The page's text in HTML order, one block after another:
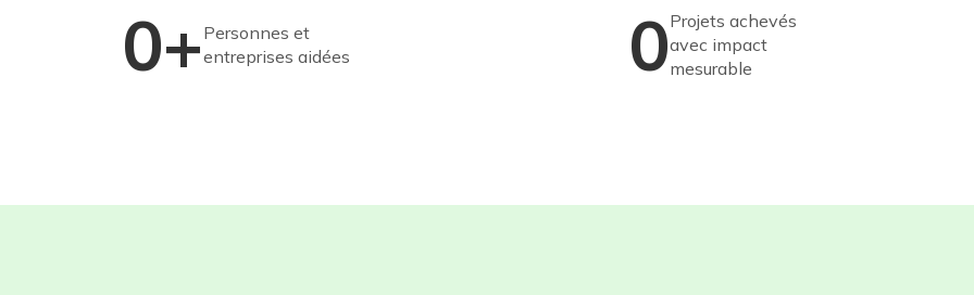
0+ Personnes et
entreprises aidées
0Projets achevés
avec impact
mesurable